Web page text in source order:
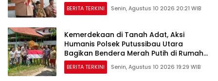
BERITA TERKINI Senin, Agustus 10 2026 20:21 WIB
Kemerdekaan di Tanah Adat, Aksi
Humanis Polsek Putussibau Utara
Bagikan Bendera Merah Putih di Rumah
Betang
BERITA TERKINI Senin, Agustus 10 2026 19:29 WIB